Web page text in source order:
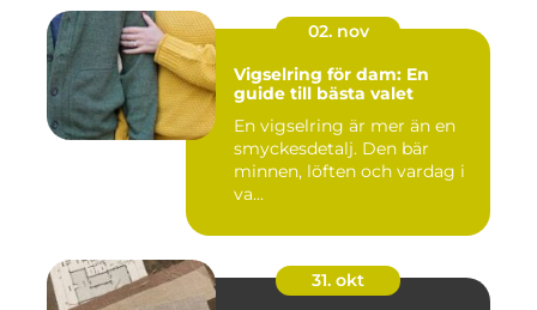
02. nov
Vigselring för dam: En
guide till bästa valet
En vigselring är mer än en
smyckesdetalj. Den bär
minnen, löften och vardag i
va...
31. okt